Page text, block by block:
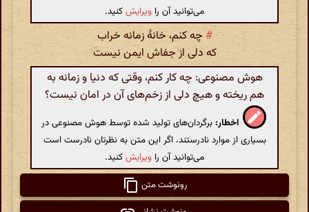
می‌توانید آن را ویرایشکنید.
# چه کنم، خانهٔ زمانه خراب
که دلی از جفاش ایمن نیست
هوش مصنوعی: چه کار کنم، وقتی که دنیا و زمانه به
هم ریخته و هیچ دلی از زخم‌های آن در امان نیست؟
اخطار: برگردان‌های تولید شده توسط هوش مصنوعی در
بسیاری از موارد نادرستند. اگر این متن به نظرتان نادرست است
می‌توانید آن را ویرایشکنید.
رونوشت متن